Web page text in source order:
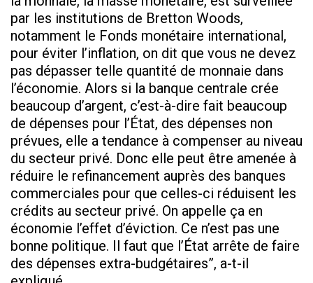
par les institutions de Bretton Woods,
notamment le Fonds monétaire international,
pour éviter l’inflation, on dit que vous ne devez
pas dépasser telle quantité de monnaie dans
l’économie. Alors si la banque centrale crée
beaucoup d’argent, c’est-à-dire fait beaucoup
de dépenses pour l’État, des dépenses non
prévues, elle a tendance à compenser au niveau
du secteur privé. Donc elle peut être amenée à
réduire le refinancement auprès des banques
commerciales pour que celles-ci réduisent les
crédits au secteur privé. On appelle ça en
économie l’effet d’éviction. Ce n’est pas une
bonne politique. Il faut que l’État arrête de faire
des dépenses extra-budgétaires”, a-t-il